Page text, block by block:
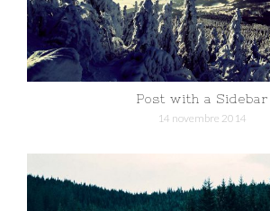
Post with a Sidebar
14 novembre 2014